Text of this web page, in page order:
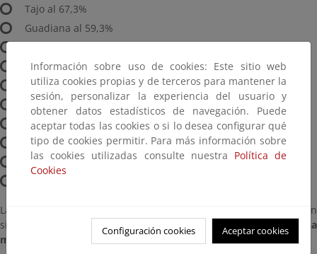
Tajo al 67,3%
Guadiana al 59,3%
Guadalete-Barbate al 44%
Guadalquivir al 44,5%
Cuenca Mediterránea Andaluza al 47,7%
Segura al 20,9%
Júcar al 50,6%
Ebro al 58,5%
Las precipitaciones han afectado a la vertiente Atlántica y han
sido prácticamente nulas en la vertiente Mediterránea.
La
máxima se ha producido en Vigo (A) con 38,8 mm (38,8 l/m²).
Información sobre uso de cookies: Este sitio web
utiliza cookies propias y de terceros para mantener la
sesión, personalizar la experiencia del usuario y
obtener datos estadísticos de navegación. Puede
aceptar todas las cookies o si lo desea configurar qué
tipo de cookies permitir. Para más información sobre
las cookies utilizadas consulte nuestra Política de
Cookies
Configuración cookies Aceptar cookies